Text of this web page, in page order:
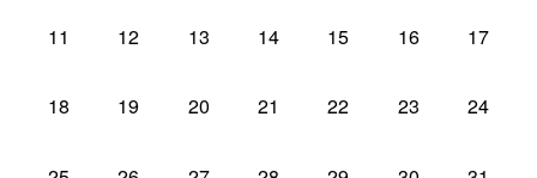
0
11
0
12
0
13
0
14
0
15
0
16
0
17
0
18
0
19
0
20
0
21
0
22
0
23
0
24